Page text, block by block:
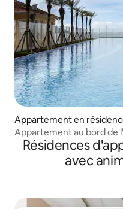
Appartement en
Appartement au bord de
loisirs
Résidences
avec